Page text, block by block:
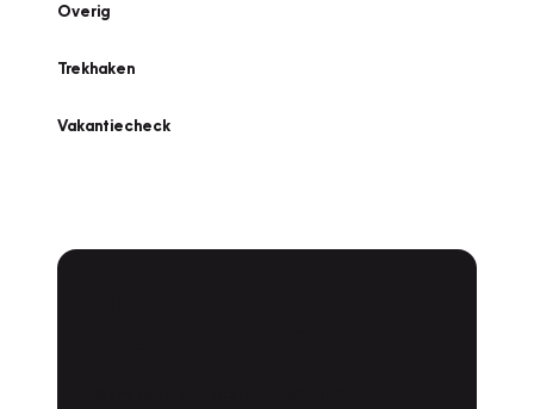
Overig
Trekhaken
Vakantiecheck